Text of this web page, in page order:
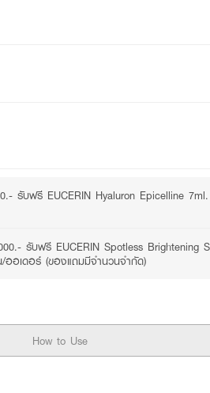
รับฟรี EUCERIN Hyaluron Epicelline
รับฟรี EUCERIN Spotless Brightening
อเดอร์ (ของแถมมีจำนวนจำกัด)
How to Use